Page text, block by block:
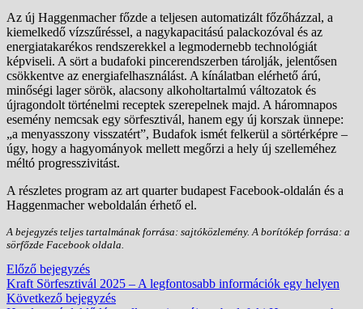
Az új Haggenmacher főzde a teljesen automatizált főzőházzal, a
kiemelkedő vízszűréssel, a nagykapacitású palackozóval és az
energiatakarékos rendszerekkel a legmodernebb technológiát
képviseli. A sört a budafoki pincerendszerben tárolják, jelentősen
csökkentve az energiafelhasználást. A kínálatban elérhető árú,
minőségi lager sörök, alacsony alkoholtartalmú változatok és
újragondolt történelmi receptek szerepelnek majd. A háromnapos
esemény nemcsak egy sörfesztivál, hanem egy új korszak ünnepe:
„a menyasszony visszatért”, Budafok ismét felkerül a sörtérképre –
úgy, hogy a hagyományok mellett megőrzi a hely új szelleméhez
méltó progresszivitást.
A részletes program az art quarter budapest Facebook-oldalán és a
Haggenmacher weboldalán érhető el.
A bejegyzés teljes tartalmának forrása: sajtóközlemény. A borítókép forrása: a
sörfőzde Facebook oldala.
Bejegyzés
navigáció
Előző bejegyzésElőző
bejegyzés:
Kraft Sörfesztivál 2025 – A legfontosabb információk egy helyen
Következő bejegyzésKövetkező